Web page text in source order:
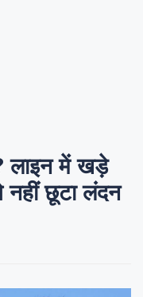
लाइन में खड़े
नहीं छूटा लंदन